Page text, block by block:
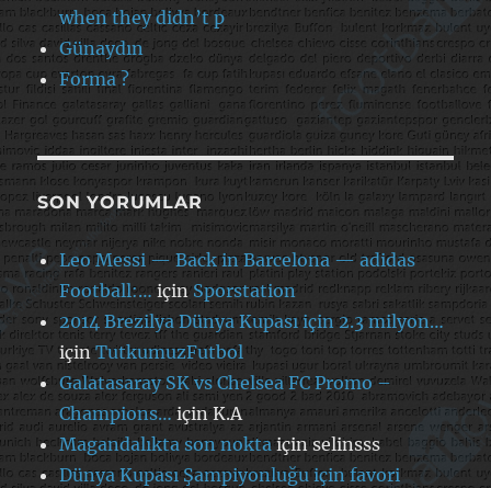
when they didn’t p
Günaydın
Forma ?
SON YORUMLAR
Leo Messi — Back in Barcelona — adidas
Football:…içinSporstation
2014 Brezilya Dünya Kupası için 2.3 milyon…
içinTutkumuzFutbol
Galatasaray SK vs Chelsea FC Promo –
Champions…içinK.A
Magandalıkta son noktaiçinselinsss
Dünya Kupası Şampiyonluğu için favori